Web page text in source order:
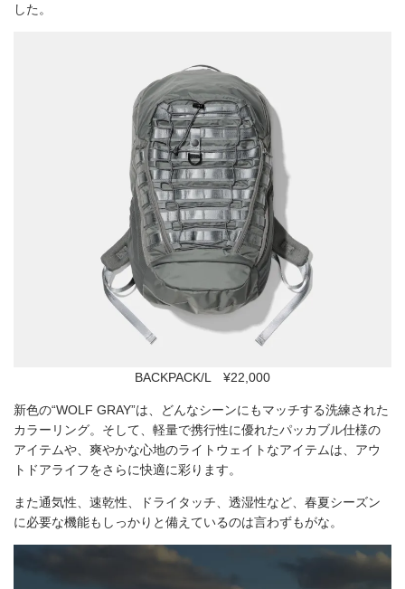
した。
BACKPACK/L ¥22,000
新色の“WOLF GRAY”は、どんなシーンにもマッチする洗練された
カラーリング。そして、軽量で携行性に優れたパッカブル仕様の
アイテムや、爽やかな心地のライトウェイトなアイテムは、アウ
トドアライフをさらに快適に彩ります。
また通気性、速乾性、ドライタッチ、透湿性など、春夏シーズン
に必要な機能もしっかりと備えているのは言わずもがな。